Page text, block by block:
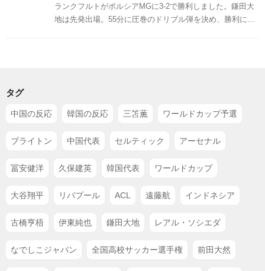
ランクフルトがボルシアMGに3-2で勝利しました。鎌田大
地は先発出場。55分に圧巻のドリブル弾を決め、勝利に大
タグ
中国の反応 韓国の反応 三笘薫 ワールドカップ予選
ブライトン 中国代表 セルティック アーセナル
冨安健洋 久保建英 韓国代表 ワールドカップ
大谷翔平 リバプール ACL 遠藤航 インドネシア
古橋亨梧 伊東純也 鎌田大地 レアル・ソシエダ
なでしこジャパン 全国高校サッカー選手権 前田大然